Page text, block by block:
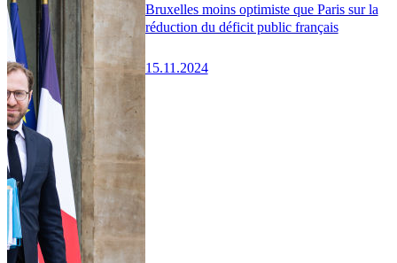
Bruxelles moins optimiste que Paris sur la
réduction du déficit public français
15.11.2024